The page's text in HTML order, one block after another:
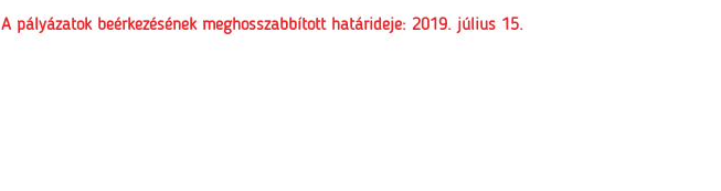
A pályázatok beérkezésének meghosszabbított határideje: 2019. július 15.